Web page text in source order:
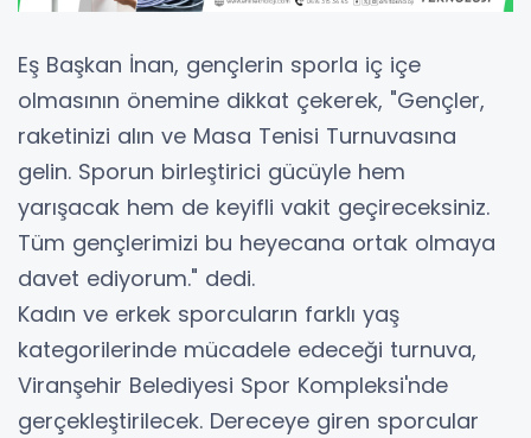
Eş Başkan İnan, gençlerin sporla iç içe
olmasının önemine dikkat çekerek, "Gençler,
raketinizi alın ve Masa Tenisi Turnuvasına
gelin. Sporun birleştirici gücüyle hem
yarışacak hem de keyifli vakit geçireceksiniz.
Tüm gençlerimizi bu heyecana ortak olmaya
davet ediyorum." dedi.
Kadın ve erkek sporcuların farklı yaş
kategorilerinde mücadele edeceği turnuva,
Viranşehir Belediyesi Spor Kompleksi'nde
gerçekleştirilecek. Dereceye giren sporcular